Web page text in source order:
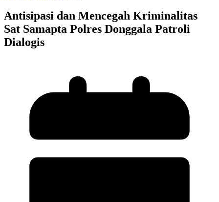
Antisipasi dan Mencegah Kriminalitas
Sat Samapta Polres Donggala Patroli
Dialogis